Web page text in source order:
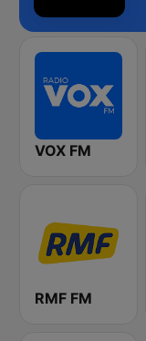
VOX FM
RMF FM